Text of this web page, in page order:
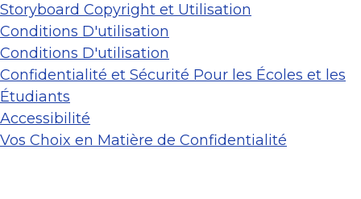
Storyboard Copyright et Utilisation
Conditions D'utilisation
Conditions D'utilisation
Confidentialité et Sécurité Pour les Écoles et les
Étudiants
Accessibilité
Vos Choix en Matière de Confidentialité